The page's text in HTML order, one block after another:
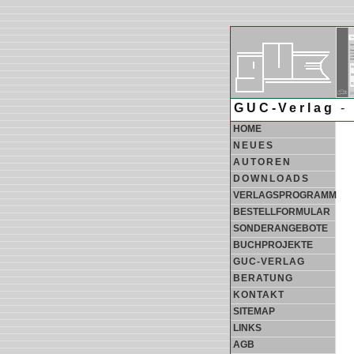
GUC-Verlag -
HOME
NEUES
AUTOREN
DOWNLOADS
VERLAGSPROGRAMM
BESTELLFORMULAR
SONDERANGEBOTE
BUCHPROJEKTE
GUC-VERLAG
BERATUNG
KONTAKT
SITEMAP
LINKS
AGB